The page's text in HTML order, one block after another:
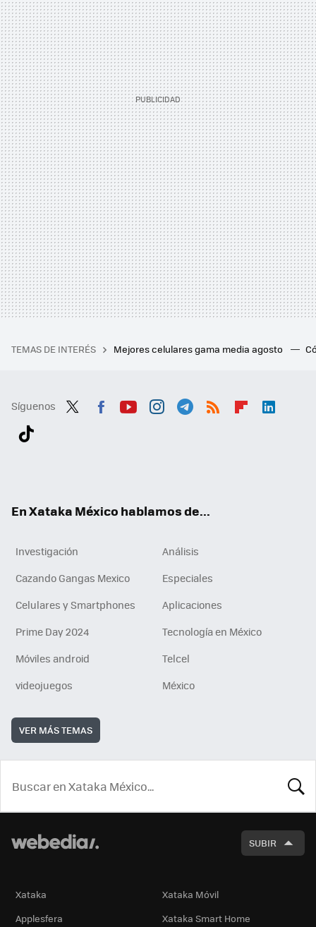
TEMAS DE INTERÉS Mejores celulares gama media agosto
Síguenos
En Xataka México hablamos de...
Investigación
Análisis
Cazando Gangas Mexico
Especiales
Celulares y Smartphones
Aplicaciones
Prime Day 2024
Tecnología en México
Móviles android
Telcel
videojuegos
México
VER MÁS TEMAS
SUBIR
Xataka
Xataka Móvil
Applesfera
Xataka Smart Home